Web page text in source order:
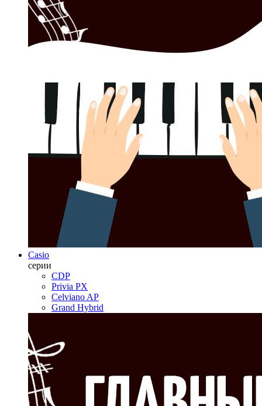
Casio
серии
CDP
Privia PX
Celviano AP
Grand Hybrid